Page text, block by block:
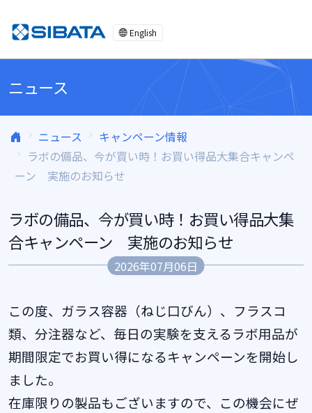
English
ニュース
ニュース
キャンペーン情報
ラボの備品、今が買い時！お買い得品大集合キャンペ
ーン 実施のお知らせ
ラボの備品、今が買い時！お買い得品大集
合キャンペーン 実施のお知らせ
2026年07月06日
この度、ガラス容器（ねじ口びん）、フラスコ
類、分注器など、毎日の実験を支えるラボ用品が
期間限定でお買い得になるキャンペーンを開始し
ました。
在庫限りの製品もございますので、この機会にぜ